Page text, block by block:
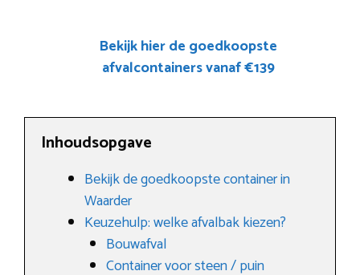
Bekijk hier de goedkoopste
afvalcontainers vanaf €139
Inhoudsopgave
Bekijk de goedkoopste container in
Waarder
Keuzehulp: welke afvalbak kiezen?
Bouwafval
Container voor steen / puin